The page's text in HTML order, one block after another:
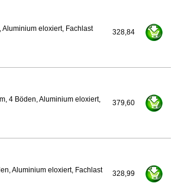
Aluminium eloxiert, Fachlast
328,84
4 Böden, Aluminium eloxiert,
379,60
Aluminium eloxiert, Fachlast
328,99